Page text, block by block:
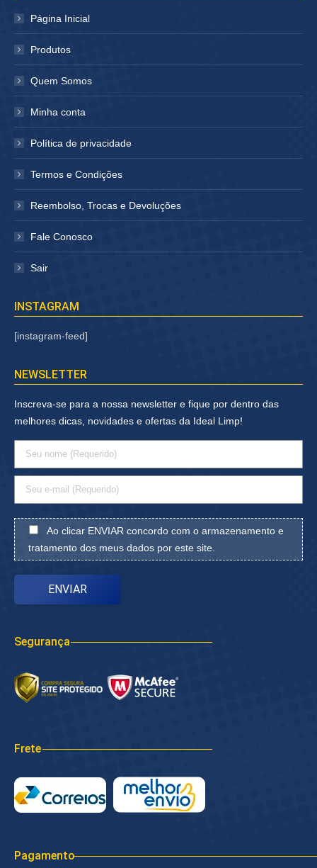
em
janelajanela
Página Inicial
Produtos
Quem Somos
Minha conta
Política de privacidade
Termos e Condições
Reembolso, Trocas e Devoluções
Fale Conosco
Sair
INSTAGRAM
[instagram-feed]
NEWSLETTER
Inscreva-se para a nossa newsletter e fique por dentro das
melhores dicas, novidades e ofertas da Ideal Limp!
Ao clicar ENVIAR concordo com o armazenamento e
tratamento dos meus dados por este site.
Segurança
Frete
Pagamento